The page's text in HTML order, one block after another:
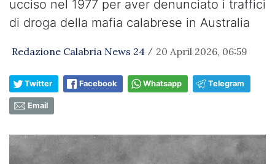
ucciso nel 1977 per aver denunciato i traffici
di droga della mafia calabrese in Australia
Redazione Calabria News 24 / 20 April 2026, 06:59
Twitter Facebook Whatsapp Telegram
Email